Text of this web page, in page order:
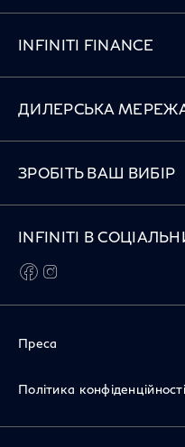
INFINITI FINANCE
ДИЛЕРСЬКА
ЗРОБІТЬ ВАШ ВИБІР
INFINITI В
facebook
Преса
Політика конфіденційності